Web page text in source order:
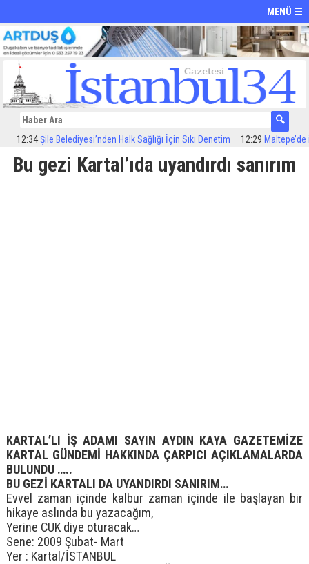
MENÜ ☰
Şile Belediyesi’nden Halk Sağlığı İçin Sıkı Denetim 12:29 Maltepe’de
Bu gezi Kartal’ıda uyandırdı sanırım
KARTAL’LI İŞ ADAMI SAYIN AYDIN KAYA GAZETEMİZE
KARTAL GÜNDEMİ HAKKINDA ÇARPICI AÇIKLAMALARDA
BULUNDU …..
BU GEZİ KARTALI DA UYANDIRDI SANIRIM…
Evvel zaman içinde kalbur zaman içinde ile başlayan bir
hikaye aslında bu yazacağım,
Yerine CUK diye oturacak…
Sene: 2009 Şubat- Mart
Yer : Kartal/İSTANBUL